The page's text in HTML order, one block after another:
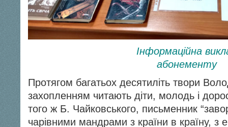
Інформаційна
абонементу
Протягом багатьох десятиліть твори
захопленням читають діти, молодь і
того ж Б. Чайковського, письменник
чарівними мандрами з країни в країну, з